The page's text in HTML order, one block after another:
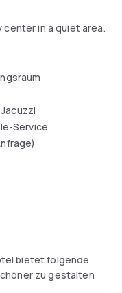
in a quiet area.
Jacuzzi
Service
bietet folgende
zu gestalten